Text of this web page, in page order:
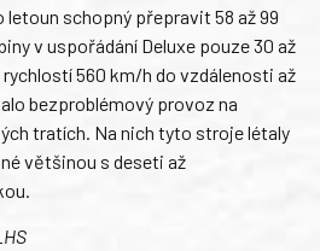
schopný přepravit 58 až 99
v uspořádání Deluxe pouze 30 až
560 km/h do vzdálenosti až
bezproblémový provoz na
tratích. Na nich tyto stroje létaly
většinou s deseti až